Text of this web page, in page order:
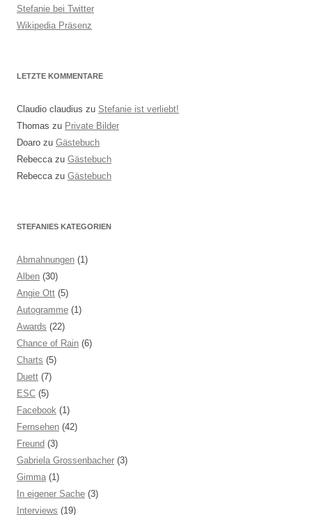
Stefanie bei Twitter
Wikipedia Präsenz
LETZTE KOMMENTARE
Claudio claudius zu Stefanie ist verliebt!
Thomas zu Private Bilder
Doaro zu Gästebuch
Rebeccazu Gästebuch
Rebeccazu Gästebuch
STEFANIES KATEGORIEN
Abmahnungen (1)
Alben (30)
Angie Ott (5)
Autogramme (1)
Awards (22)
Chance of Rain (6)
Charts (5)
Duett (7)
ESC (5)
Facebook (1)
Fernsehen (42)
Freund (3)
Gabriela Grossenbacher (3)
Gimma (1)
In eigener Sache (3)
Interviews (19)